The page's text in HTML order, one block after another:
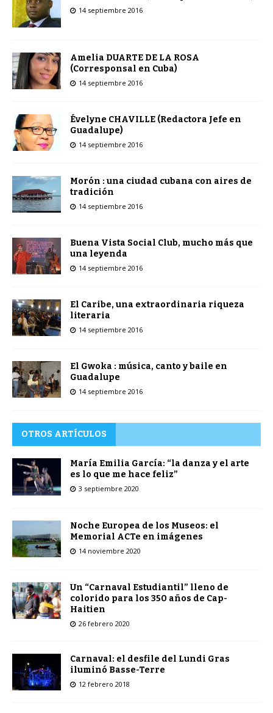
14 septiembre 2016
Amelia DUARTE DE LA ROSA
(Corresponsal en Cuba)
14 septiembre 2016
Évelyne CHAVILLE (Redactora Jefe en
Guadalupe)
14 septiembre 2016
Morón : una ciudad cubana con aires de
tradición
14 septiembre 2016
Buena Vista Social Club, mucho más que
una leyenda
14 septiembre 2016
El Caribe, una extraordinaria riqueza
literaria
14 septiembre 2016
El Gwoka : música, canto y baile en
Guadalupe
14 septiembre 2016
OTROS ARTÍCULOS
María Emilia García: “la danza y el arte
es lo que me hace feliz”
3 septiembre 2020
Noche Europea de los Museos: el
Memorial ACTe en imágenes
14 noviembre 2020
Un “Carnaval Estudiantil” lleno de
colorido para los 350 años de Cap-
Haitien
26 febrero 2020
Carnaval: el desfile del Lundi Gras
iluminó Basse-Terre
12 febrero 2018